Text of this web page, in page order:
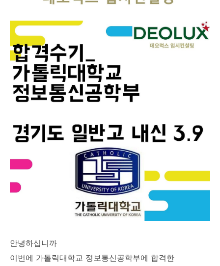
안녕하십니까
이번에 가톨릭대학교 정보통신공학부에 합격한